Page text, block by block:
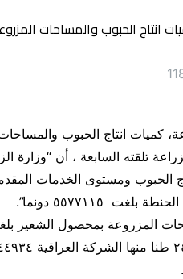
كميات انتاج الحبوب
تلقته السابعة ، أن “وزارة
الحبوب ومستوى الخدمات
٥٥٧٧١١٥ دونما”.